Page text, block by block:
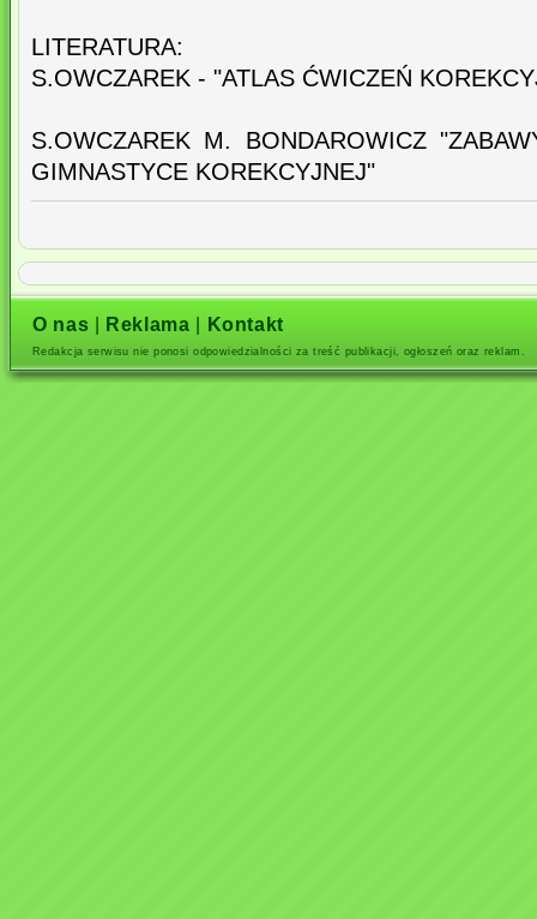
LITERATURA:
S.OWCZAREK - "ATLAS ĆWICZEŃ
S.OWCZAREK M. BONDAROWICZ
GIMNASTYCE KOREKCYJNEJ"
O nas Reklama Kontakt
Redakcja serwisu nie ponosi odpowiedzialności za treść publikacji, ogłoszeń oraz reklam.